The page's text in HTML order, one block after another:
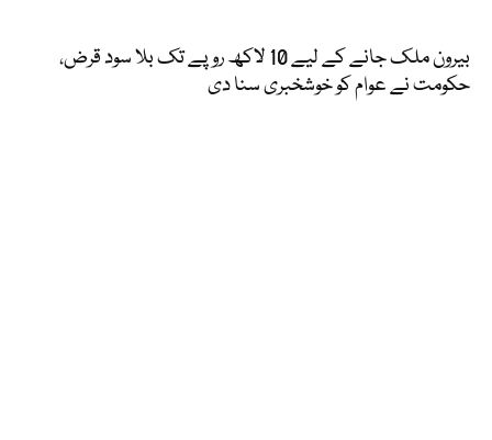
بیرون ملک جانے کے لیے 10 لاکھ روپے تک بلا سود قرض،
حکومت نے عوام کو خوشخبری سنا دی